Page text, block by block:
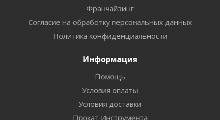
Франчайзинг
Согласие на обработку персональных данных
Политика конфиденциальности
Информация
Помощь
Условия оплаты
Условия доставки
Прокат Инструмента